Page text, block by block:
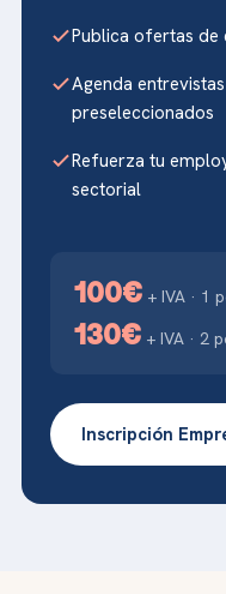
Publica ofertas de
Agenda
preseleccionados
Refuerza tu
sectorial
100€ + IVA · 1
130€ + IVA · 2
Inscripción